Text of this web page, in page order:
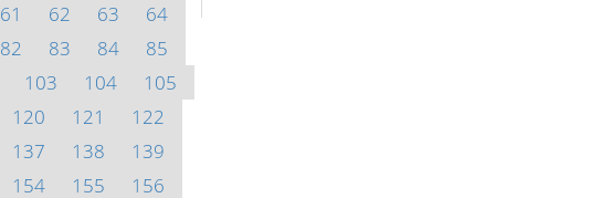
61 62 63
64
82 83 84
85
103 104
105
120 121
122
137 138
139
154 155
156